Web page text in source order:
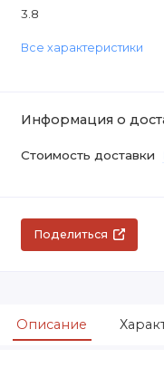
3.8
Все характеристики
Информация о
Стоимость доставки
Поделиться
Описание